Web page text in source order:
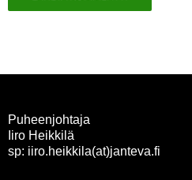
Puheenjohtaja
Iiro Heikkilä
sp: iiro.heikkila(at)janteva.fi